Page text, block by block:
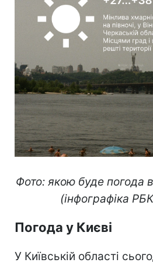
Фото: якою буде погода
(інфографіка
Погода у Києві
У Київській області